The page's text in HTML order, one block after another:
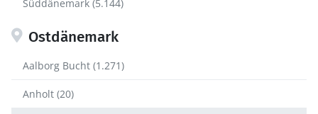
Süddänemark (5.144)
Ostdänemark
Aalborg Bucht (1.271)
Anholt (20)